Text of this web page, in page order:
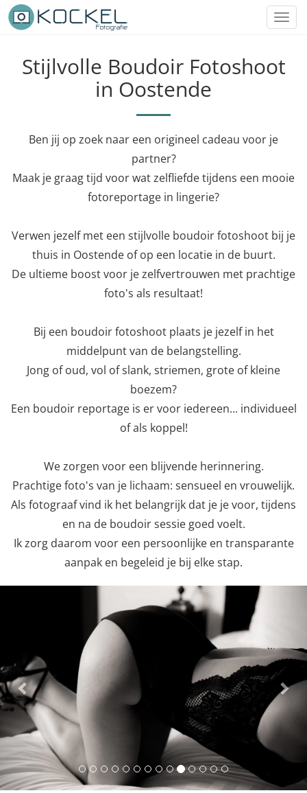
Stijlvolle Boudoir Fotoshoot
in Oostende
Ben jij op zoek naar een origineel cadeau voor je
partner?
Maak je graag tijd voor wat zelfliefde tijdens een mooie
fotoreportage in lingerie?
Verwen jezelf met een stijlvolle boudoir fotoshoot bij je
thuis in Oostende of op een locatie in de buurt.
De ultieme boost voor je zelfvertrouwen met prachtige
foto's als resultaat!
Bij een boudoir fotoshoot plaats je jezelf in het
middelpunt van de belangstelling.
Jong of oud, vol of slank, striemen, grote of kleine
boezem?
Een boudoir reportage is er voor iedereen... individueel
of als koppel!
We zorgen voor een blijvende herinnering.
Prachtige foto's van je lichaam: sensueel en vrouwelijk.
Als fotograaf vind ik het belangrijk dat je je voor, tijdens
en na de boudoir sessie goed voelt.
Ik zorg daarom voor een persoonlijke en transparante
aanpak en begeleid je bij elke stap.